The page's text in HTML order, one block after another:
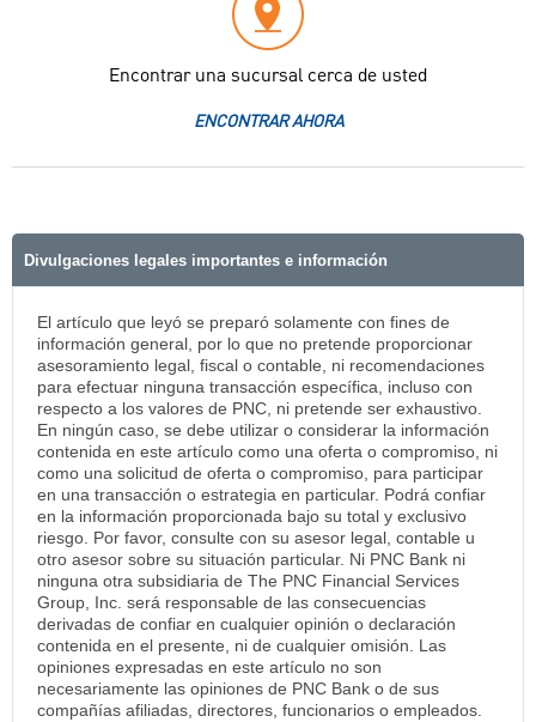
Encontrar una sucursal cerca de usted
ENCONTRAR AHORA
Divulgaciones legales importantes e información
El artículo que leyó se preparó solamente con fines de
información general, por lo que no pretende proporcionar
asesoramiento legal, fiscal o contable, ni recomendaciones
para efectuar ninguna transacción específica, incluso con
respecto a los valores de PNC, ni pretende ser exhaustivo.
En ningún caso, se debe utilizar o considerar la información
contenida en este artículo como una oferta o compromiso, ni
como una solicitud de oferta o compromiso, para participar
en una transacción o estrategia en particular. Podrá confiar
en la información proporcionada bajo su total y exclusivo
riesgo. Por favor, consulte con su asesor legal, contable u
otro asesor sobre su situación particular. Ni PNC Bank ni
ninguna otra subsidiaria de The PNC Financial Services
Group, Inc. será responsable de las consecuencias
derivadas de confiar en cualquier opinión o declaración
contenida en el presente, ni de cualquier omisión. Las
opiniones expresadas en este artículo no son
necesariamente las opiniones de PNC Bank o de sus
compañías afiliadas, directores, funcionarios o empleados.